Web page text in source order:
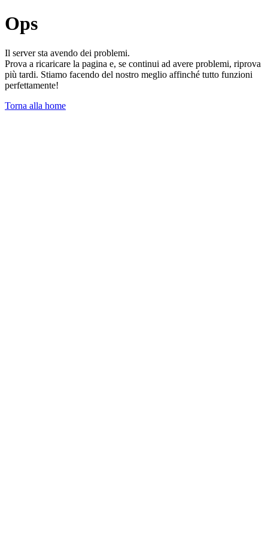
Ops
Il server sta avendo dei problemi.
Prova a ricaricare la pagina e, se continui ad avere problemi, riprova
più tardi. Stiamo facendo del nostro meglio affinché tutto funzioni
perfettamente!
Torna alla home